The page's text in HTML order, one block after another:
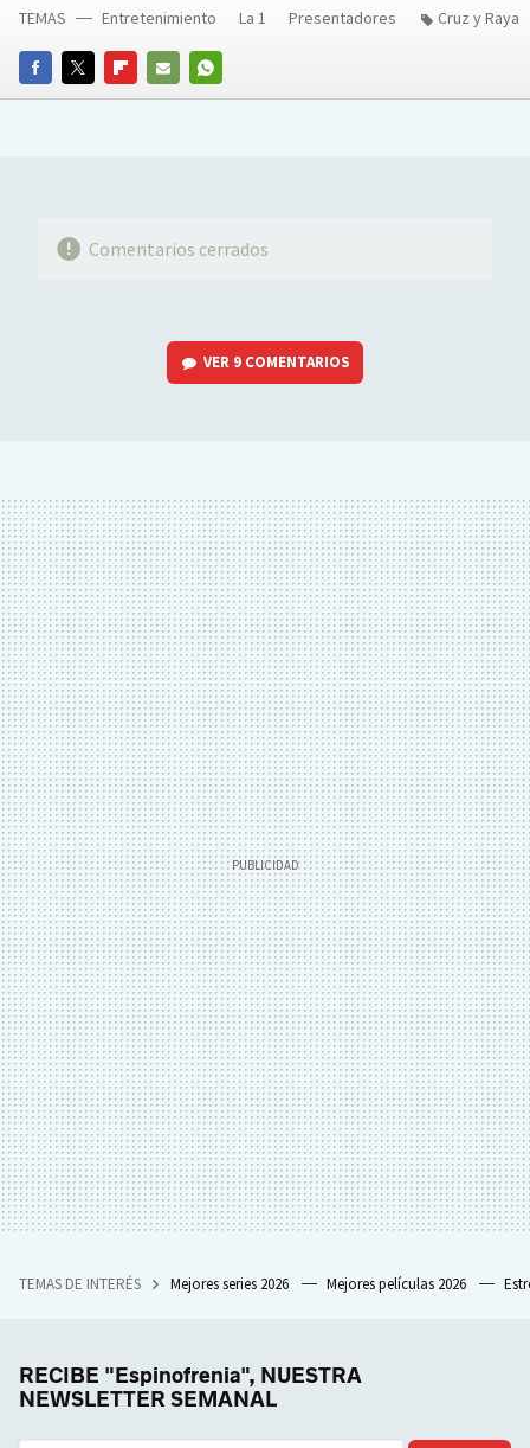
FACEBOOKTWITTERFLIPBOARD
E-
WHATSAPP
TEMAS Entretenimiento La 1 Presentadores Cruz y Raya
Comentarios cerrados
VER 9 COMENTARIOS
TEMAS DE INTERÉS Mejores series 2026 Mejores películas 2026
RECIBE "Espinofrenia", NUESTRA
NEWSLETTER SEMANAL